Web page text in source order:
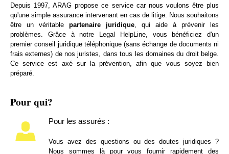
Depuis 1997, ARAG propose ce service car nous voulons être plus
qu'une simple assurance intervenant en cas de litige. Nous souhaitons
être un véritable partenaire juridique , qui aide à prévenir les
problèmes. Grâce à notre Legal HelpLine, vous bénéficiez d'un
premier conseil juridique téléphonique (sans échange de documents ni
frais externes) de nos juristes, dans tous les domaines du droit belge.
Ce service est axé sur la prévention, afin que vous soyez bien
préparé.
Pour qui?
Pour les assurés :
Vous avez des questions ou des doutes juridiques ?
Nous sommes là pour vous fournir rapidement des